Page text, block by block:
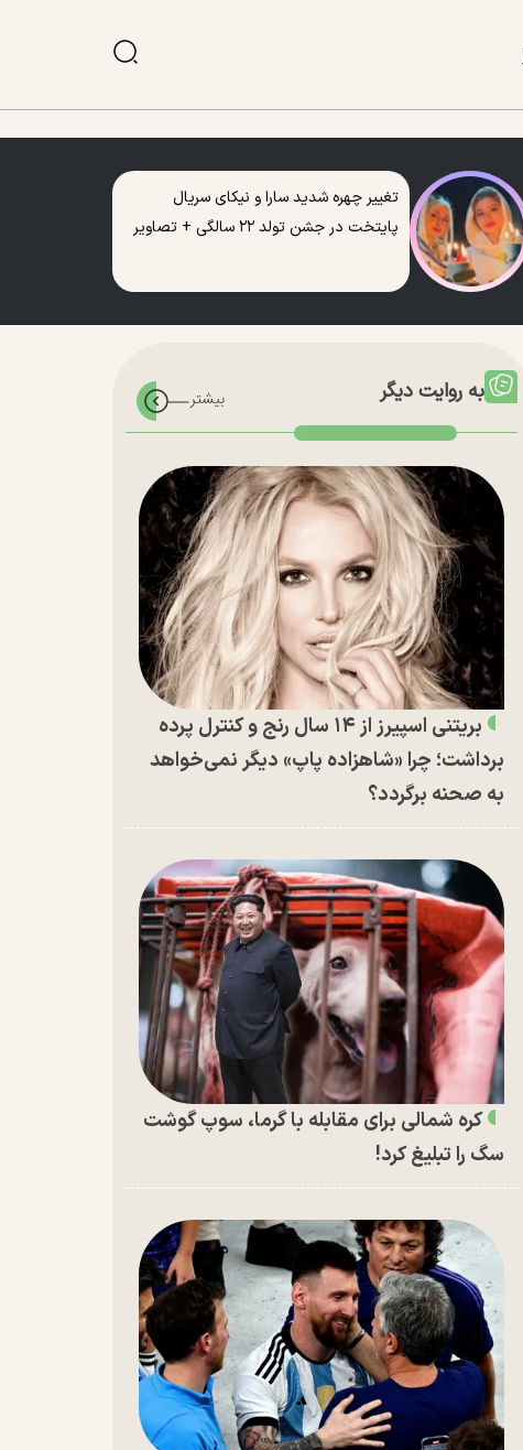
تغییر چهره شدید سارا و نیکای سریال
پایتخت در جشن تولد ۲۲ سالگی + تصاویر
به روایت دیگر
بریتنی اسپیرز از ۱۴ سال رنج و کنترل پرده
برداشت؛ چرا «شاهزاده پاپ» دیگر نمی‌خواهد
به صحنه برگردد؟
کره شمالی برای مقابله با گرما، سوپ گوشت
سگ را تبلیغ کرد!